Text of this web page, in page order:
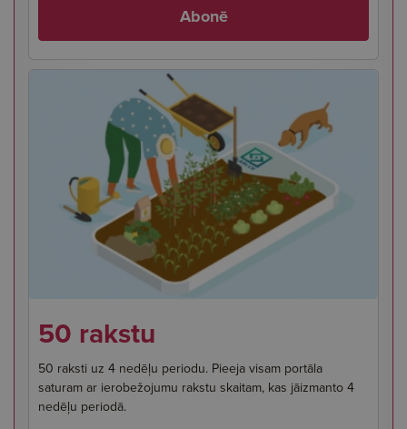
Abonē
50 rakstu
50 raksti uz 4 nedēļu periodu. Pieeja visam portāla
saturam ar ierobežojumu rakstu skaitam, kas jāizmanto 4
nedēļu periodā.